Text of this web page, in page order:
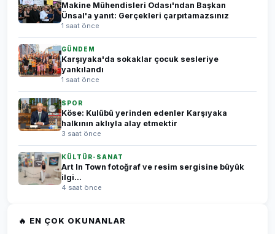
Makine Mühendisleri Odası'ndan Başkan
Ünsal'a yanıt: Gerçekleri çarpıtamazsınız
1 saat önce
GÜNDEM
Karşıyaka'da sokaklar çocuk sesleriye
yankılandı
1 saat önce
SPOR
Köse: Kulübü yerinden edenler Karşıyaka
halkının aklıyla alay etmektir
3 saat önce
KÜLTÜR-SANAT
Art In Town fotoğraf ve resim sergisine büyük
ilgi...
4 saat önce
🔥 EN ÇOK OKUNANLAR